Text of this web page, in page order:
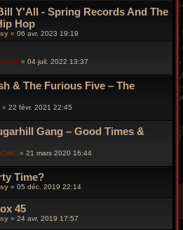
Y'All - Spring Records And The
Hop
« 06 avr. 2023 19:19
« 04 juil. 2022 13:37
& The Furious Five – The
« 22 févr. 2021 22:45
Gang – Good Times &
« 21 mars 2020 16:44
Time?
« 05 déc. 2019 22:14
45
« 24 avr. 2019 17:57